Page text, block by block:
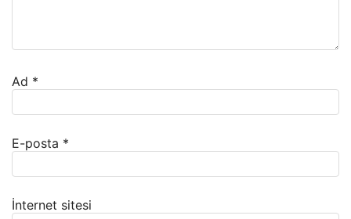
Ad *
E-posta *
İnternet sitesi